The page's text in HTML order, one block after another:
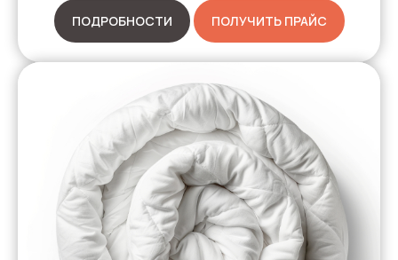
ПОДРОБНОСТИ ПОЛУЧИТЬ ПРАЙС